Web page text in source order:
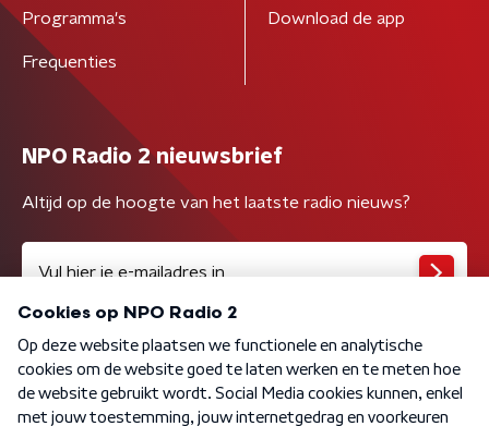
Programma's
Frequenties
Download de app
NPO Radio 2 nieuwsbrief
Altijd op de hoogte van het laatste radio nieuws?
Algemene voorwaarden